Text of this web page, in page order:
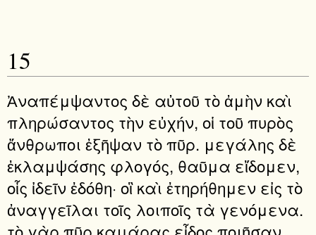
15
Ἀναπέμψαντος δὲ αὐτοῦ τὸ ἀμὴν καὶ
πληρώσαντος τὴν εὐχήν, οἱ τοῦ πυρὸς
ἄνθρωποι ἐξῆψαν τὸ πῦρ. μεγάλης δὲ
ἐκλαμψάσης φλογός, θαῦμα εἴδομεν,
οἷς ἰδεῖν ἐδόθη· οἳ καὶ ἐτηρήθημεν εἰς τὸ
ἀναγγεῖλαι τοῖς λοιποῖς τὰ γενόμενα.